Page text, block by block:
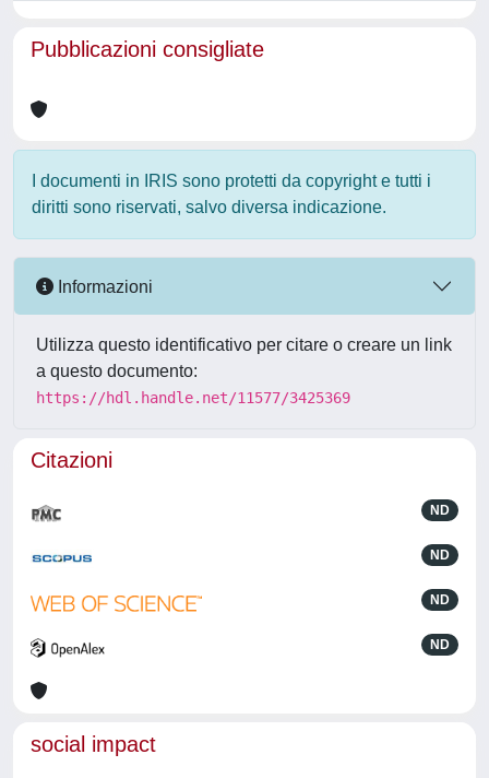
Pubblicazioni consigliate
I documenti in IRIS sono protetti da copyright e tutti i
diritti sono riservati, salvo diversa indicazione.
Informazioni
Utilizza questo identificativo per citare o creare un link
a questo documento:
https://hdl.handle.net/11577/3425369
Citazioni
ND
ND
ND
ND
social impact